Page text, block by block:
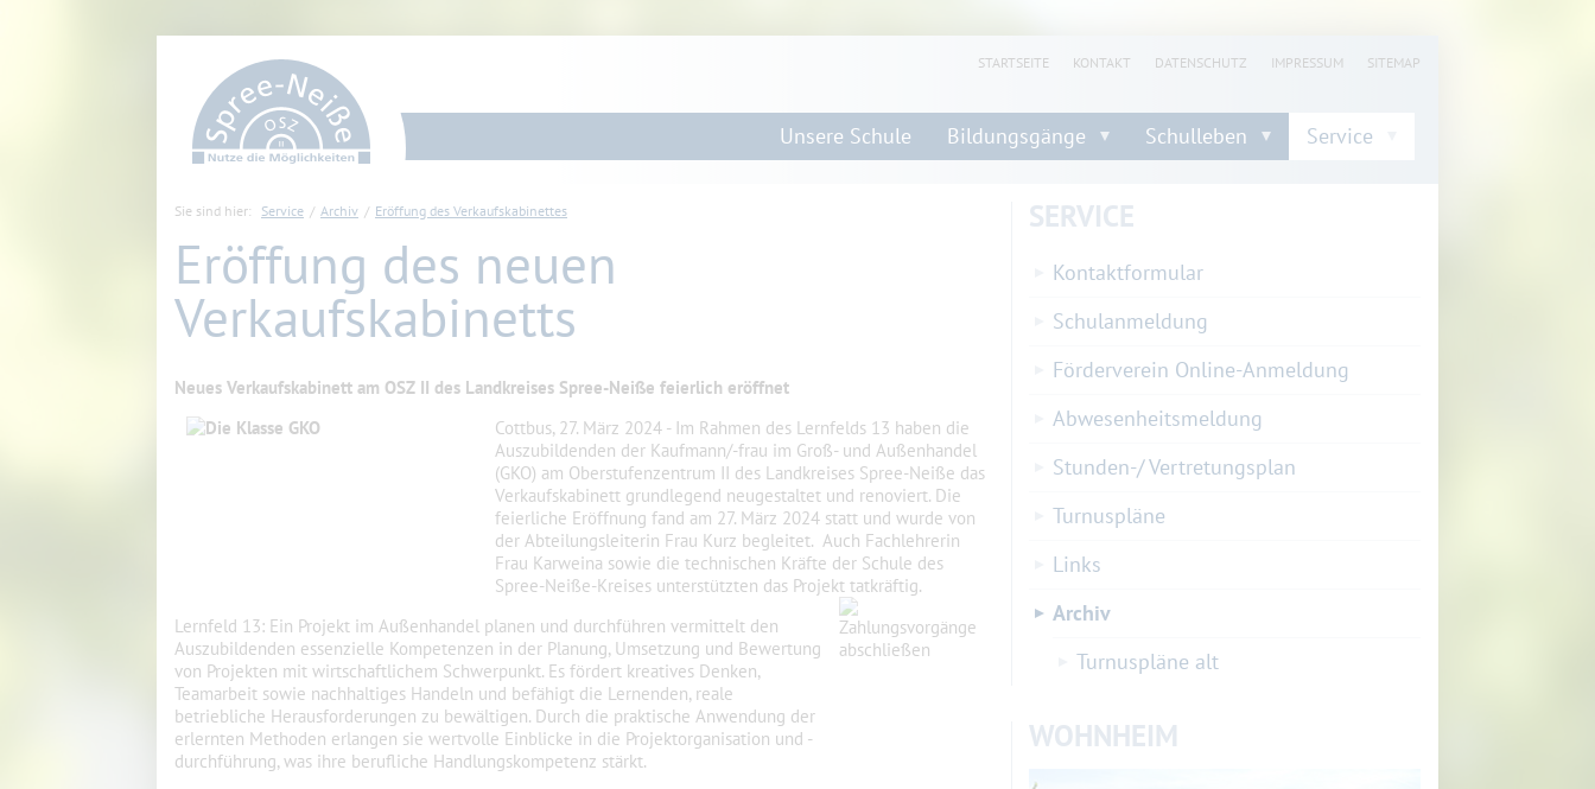
STARTSEITE KONTAKT DATENSCHUTZ IMPRESSUM SITEMAP
Unsere Schule Bildungsgänge Schulleben Service
Sie sind hier: Service Archiv Eröffung des Verkaufskabinettes
Eröffung des neuen
Verkaufskabinetts
Neues Verkaufskabinett am OSZ II des Landkreises Spree-Neiße feierlich eröffnet
Cottbus, 27. März 2024 - Im Rahmen des Lernfelds 13 haben die
Auszubildenden der Kaufmann/-frau im Groß- und Außenhandel
(GKO) am Oberstufenzentrum II des Landkreises Spree-Neiße das
Verkaufskabinett grundlegend neugestaltet und renoviert. Die
feierliche Eröffnung fand am 27. März 2024 statt und wurde von
der Abteilungsleiterin Frau Kurz begleitet. Auch Fachlehrerin
Frau Karweina sowie die technischen Kräfte der Schule des
Spree-Neiße-Kreises unterstützten das Projekt tatkräftig.
Lernfeld 13: Ein Projekt im Außenhandel planen und durchführen vermittelt den
Auszubildenden essenzielle Kompetenzen in der Planung, Umsetzung und Bewertung
von Projekten mit wirtschaftlichem Schwerpunkt. Es fördert kreatives Denken,
Teamarbeit sowie nachhaltiges Handeln und befähigt die Lernenden, reale
betriebliche Herausforderungen zu bewältigen. Durch die praktische Anwendung der
erlernten Methoden erlangen sie wertvolle Einblicke in die Projektorganisation und -
durchführung, was ihre berufliche Handlungskompetenz stärkt.
SERVICE
Kontaktformular
Schulanmeldung
Förderverein Online-Anmeldung
Abwesenheitsmeldung
Stunden-/ Vertretungsplan
Turnuspläne
Links
Archiv
Turnuspläne alt
WOHNHEIM